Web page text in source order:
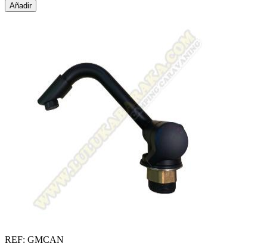
Añadir
REF: GMCAN